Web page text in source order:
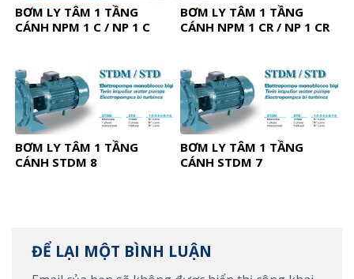
BƠM LY TÂM 1 TẦNG
CÁNH NPM 1 C / NP 1 C
BƠM LY TÂM 1 TẦNG
CÁNH NPM 1 CR / NP 1 CR
BƠM LY TÂM 1 TẦNG
CÁNH STDM 8
BƠM LY TÂM 1 TẦNG
CÁNH STDM 7
ĐỂ LẠI MỘT BÌNH LUẬN